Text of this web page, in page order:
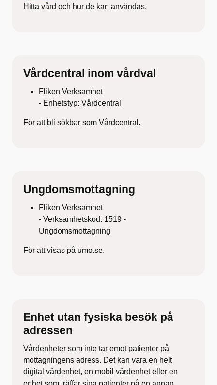
Hitta vård och hur de kan användas.
Vårdcentral inom vårdval
Fliken Verksamhet
- Enhetstyp: Vårdcentral
För att bli sökbar som Vårdcentral.
Ungdomsmottagning
Fliken Verksamhet
- Verksamhetskod: 1519 -
Ungdomsmottagning
För att visas på umo.se.
Enhet utan fysiska besök på
adressen
Vårdenheter som inte tar emot patienter på
mottagningens adress. Det kan vara en helt
digital vårdenhet, en mobil vårdenhet eller en
enhet som träffar sina patienter på en annan